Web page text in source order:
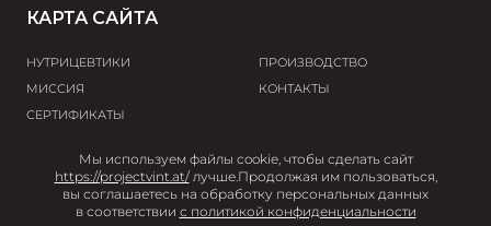
Мы используем файлы cookie, чтобы сделать сайт
https://projectvint.at/лучше.Продолжая им пользоваться,
вы соглашаетесь на обработку персональных данных
в соответствии с политикой конфиденциальности
КАРТА САЙТА
НУТРИЦЕВТИКИ
МИССИЯ
СЕРТИФИКАТЫ
ПРОИЗВОДСТВО
КОНТАКТЫ
© 2026 Project V
User agreement
Privacy policy
Terms and